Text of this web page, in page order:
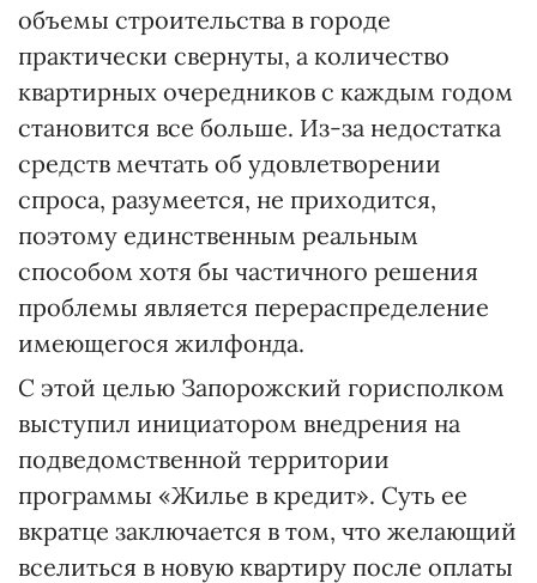
объемы строительства в городе
практически свернуты, а количество
квартирных очередников с каждым годом
становится все больше. Из-за недостатка
средств мечтать об удовлетворении
спроса, разумеется, не приходится,
поэтому единственным реальным
способом хотя бы частичного решения
проблемы является перераспределение
имеющегося жилфонда.
С этой целью Запорожский горисполком
выступил инициатором внедрения на
подведомственной территории
программы «Жилье в кредит». Суть ее
вкратце заключается в том, что желающий
вселиться в новую квартиру после оплаты